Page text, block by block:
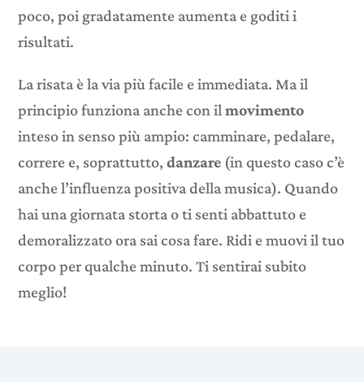
poco, poi gradatamente aumenta e goditi i
risultati.
La risata è la via più facile e immediata. Ma il
principio funziona anche con ilmovimento
inteso in senso più ampio: camminare, pedalare,
correre e, soprattutto, danzare (in questo caso c’è
anche l’influenza positiva della musica). Quando
hai una giornata storta o ti senti abbattuto e
demoralizzato ora sai cosa fare. Ridi e muovi il tuo
corpo per qualche minuto. Ti sentirai subito
meglio!